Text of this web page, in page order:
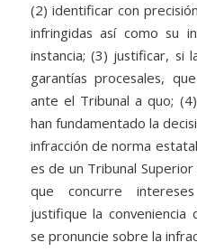
(2) identificar con
infringidas así como su
instancia; (3) justificar, si
garantías procesales,
ante el Tribunal a quo;
han fundamentado la
infracción de norma
es de un Tribunal
que concurre
justifique la
se pronuncie sobre la